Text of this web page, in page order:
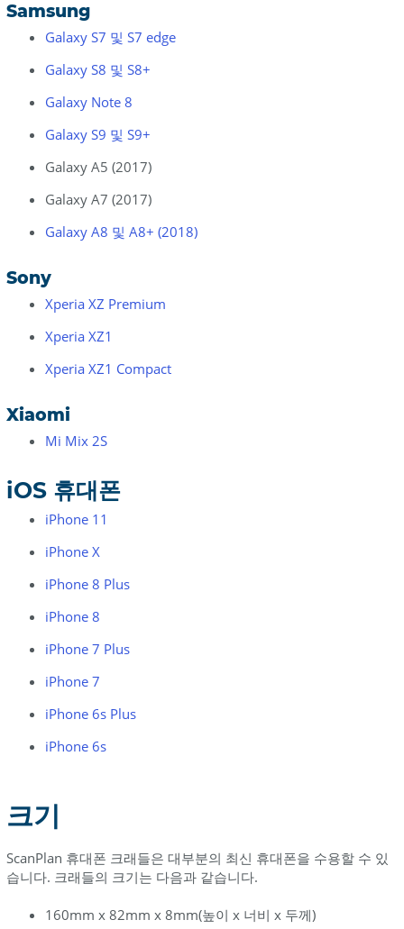
Samsung
Galaxy S7 및 S7 edge
Galaxy S8 및 S8+
Galaxy Note 8
Galaxy S9 및 S9+
Galaxy A5 (2017)
Galaxy A7 (2017)
Galaxy A8 및 A8+ (2018)
Sony
Xperia XZ Premium
Xperia XZ1
Xperia XZ1 Compact
Xiaomi
Mi Mix 2S
iOS 휴대폰
iPhone 11
iPhone X
iPhone 8 Plus
iPhone 8
iPhone 7 Plus
iPhone 7
iPhone 6s Plus
iPhone 6s
크기
ScanPlan 휴대폰 크래들은 대부분의 최신 휴대폰을 수용할 수 있
습니다. 크래들의 크기는 다음과 같습니다.
160mm x 82mm x 8mm(높이 x 너비 x 두께)